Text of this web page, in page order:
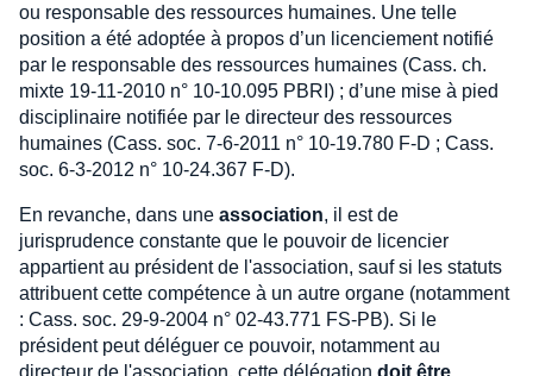
ou responsable des ressources humaines. Une telle
position a été adoptée à propos d’un licenciement notifié
par le responsable des ressources humaines (Cass. ch.
mixte 19-11-2010 n° 10-10.095 PBRI) ; d’une mise à pied
disciplinaire notifiée par le directeur des ressources
humaines (Cass. soc. 7-6-2011 n° 10-19.780 F-D ; Cass.
soc. 6-3-2012 n° 10-24.367 F-D).
En revanche, dans une association, il est de
jurisprudence constante que le pouvoir de licencier
appartient au président de l'association, sauf si les statuts
attribuent cette compétence à un autre organe (notamment
: Cass. soc. 29-9-2004 n° 02-43.771 FS-PB). Si le
président peut déléguer ce pouvoir, notamment au
directeur de l'association, cette délégation doit être